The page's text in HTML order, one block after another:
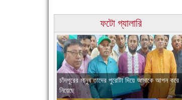
ফটো গ্যালারি
চাঁদপুরের মানুষ তাদের পুরোটা দিয়ে আমাকে আপন করে
নিয়েছে